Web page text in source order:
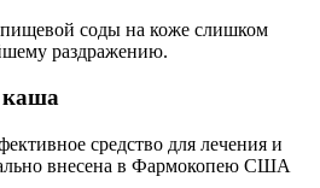
соды на коже слишком
раздражению.
каша
средство для лечения и
внесена в Фармокопею США